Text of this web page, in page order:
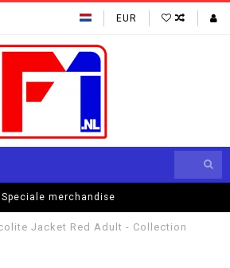
EUR
Speciale merchandise
Jacket Red Adult - Collection